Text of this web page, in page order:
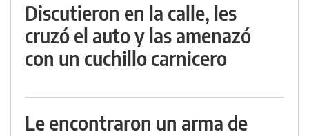
Discutieron en la calle, les
cruzó el auto y las amenazó
con un cuchillo carnicero
Le encontraron un arma de